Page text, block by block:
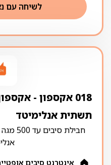
לשיחה עם
תשתית אנלימיטד
חבילת
אינטרנט סיבים